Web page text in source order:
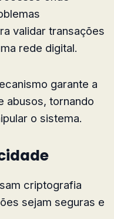
validar transações
rede digital.
garante a
abusos, tornando
o sistema.
criptografia
sejam seguras e